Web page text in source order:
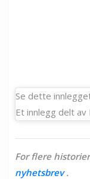
Se dette
Et innlegg delt av
For flere
nyhetsbrev.